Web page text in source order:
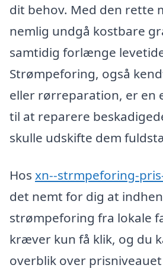
dit behov. Med den rette
nemlig undgå kostbare
samtidig forlænge
Strømpeforing, også
eller rørreparation, er en
til at reparere
skulle udskifte dem
Hos xn--strmpeforing-
det nemt for dig at
strømpeforing fra lokale
kræver kun få klik, og du
overblik over